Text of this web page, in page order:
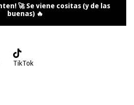
🚀 Se viene cositas (y de las
buenas) 🔥
TikTok